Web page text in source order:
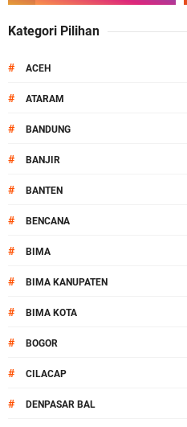
Kategori Pilihan
# ACEH
# ATARAM
# BANDUNG
# BANJIR
# BANTEN
# BENCANA
# BIMA
# BIMA KANUPATEN
# BIMA KOTA
# BOGOR
# CILACAP
# DENPASAR BAL